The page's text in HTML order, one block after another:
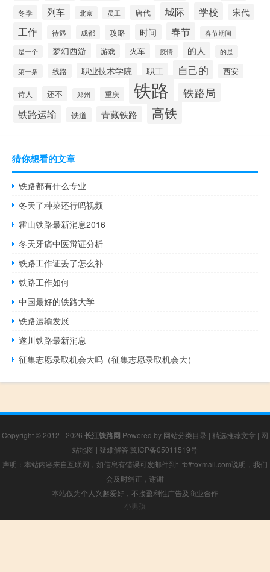
冬季 列车 北京 员工 唐代 城际 学校 宋代
工作 待遇 成都 攻略 时间 春节 春节期间
是一个 梦幻西游 游戏 火车 疫情 的人 的是
第一条 线路 职业技术学院 职工 自己的 西安
诗人 还不 郑州 重庆 铁路 铁路局
铁路运输 铁道 青藏铁路 高铁
猜你想看的文章
铁路都有什么专业
冬天了种菜还行吗视频
霍山铁路最新消息2016
冬天牙痛中医辩证分析
铁路工作证丢了怎么补
铁路工作如何
中国最好的铁路大学
铁路运输发展
遂川铁路最新消息
征集志愿录取机会大吗（征集志愿录取机会大）
Copyright © 2012 - 2026 长江铁路网 Powered by 网站分类目录 | 精选推荐文章 | 网
站地图 | 疑难解答 冀ICP备05011519号
声明：本站内容来自互联网，如信息有错误可发邮件到f_fb#foxmail.com说明，我们
会及时纠正，谢谢
本站仅为个人兴趣爱好，不接盈利性广告及商业合作
小男孩